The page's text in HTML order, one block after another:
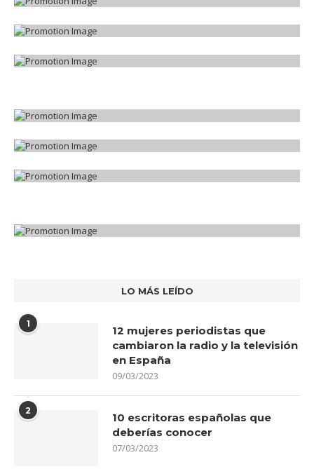
LO MÁS LEÍDO
1
12 mujeres periodistas que
cambiaron la radio y la televisión
en España
09/03/2023
2
10 escritoras españolas que
deberías conocer
07/03/2023